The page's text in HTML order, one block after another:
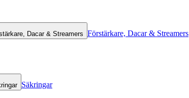
Dacar & Streamers Förstärkare, Dacar & Streamers
Säkringar